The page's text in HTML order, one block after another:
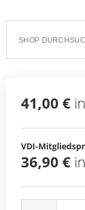
41,00 €
VDI-
36,90 €